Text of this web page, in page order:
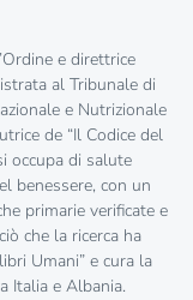
e direttrice
al Tribunale di
e Nutrizionale
de “Il Codice del
occupa di salute
benessere, con un
primarie verificate e
che la ricerca ha
Umani” e cura la
Italia e Albania.